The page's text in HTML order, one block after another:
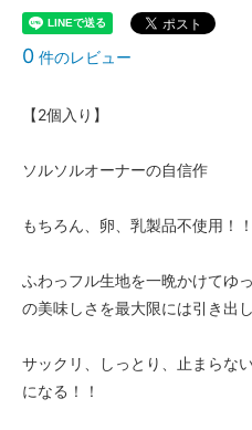
0 件のレビュー
【2個入り】
ソルソルオーナーの自信作
もちろん、卵、乳製品不使用！！
ふわっフル生地を一晩かけてゆ
の美味しさを最大限には引き出
サックリ、しっとり、止まらな
になる！！